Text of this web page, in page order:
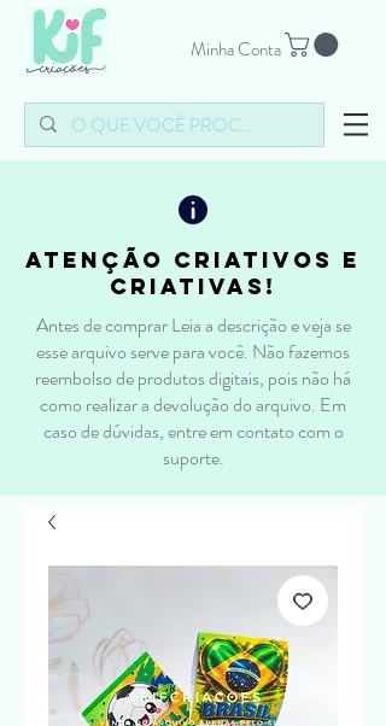
Minha Conta
atenção criativos e
criativas!
Antes de comprar Leia a descrição e veja se
esse arquivo serve para você. Não fazemos
reembolso de produtos digitais, pois não há
como realizar a devolução do arquivo. Em
caso de dúvidas, entre em contato com o
suporte.